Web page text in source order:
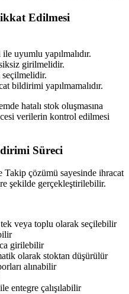
Edilmesi
uyumlu yapılmalıdır.
girilmelidir.
seçilmelidir.
bildirimi yapılmamalıdır.
hatalı stok oluşmasına
verilerin kontrol edilmesi
Süreci
Takip çözümü sayesinde ihracat
şekilde gerçekleştirilebilir.
veya toplu olarak seçilebilir
girilebilir
olarak stoktan düşürülür
alınabilir
entegre çalışılabilir